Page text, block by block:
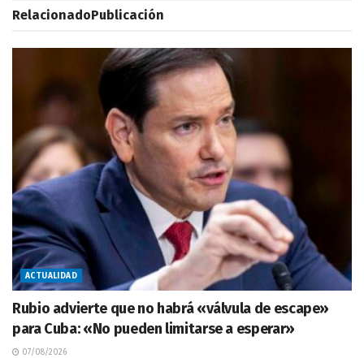
RelacionadoPublicación
ACTUALIDAD
Rubio advierte que no habrá «válvula de escape»
para Cuba: «No pueden limitarse a esperar»
07/08/2026